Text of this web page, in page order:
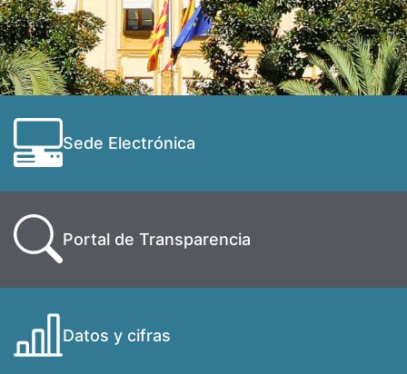
Sede Electrónica
Portal de Transparencia
Datos y cifras